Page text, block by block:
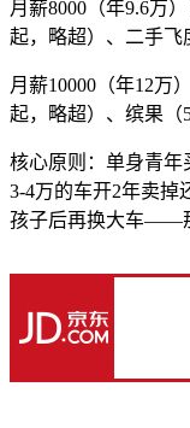
月薪8000（年9.6万
起，略超）、二手飞
月薪10000（年12万
起，略超）、缤果（
核心原则：单身青年
3-4万的车开2年卖掉
孩子后再换大车——